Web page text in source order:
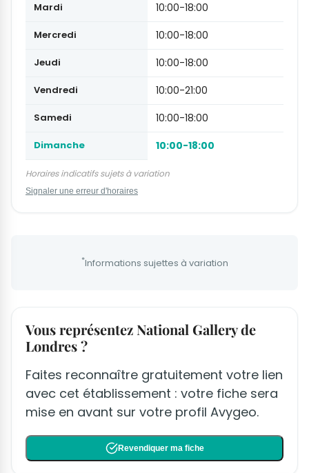
Mardi 10:00-18:00
Mercredi 10:00-18:00
Jeudi 10:00-18:00
Vendredi 10:00-21:00
Samedi 10:00-18:00
Dimanche 10:00-18:00
Horaires indicatifs sujets à variation
Signaler une erreur d'horaires
*Informations sujettes à variation
Vous représentez National Gallery de
Londres ?
Faites reconnaître gratuitement votre lien
avec cet établissement : votre fiche sera
mise en avant sur votre profil Avygeo.
Revendiquer ma fiche